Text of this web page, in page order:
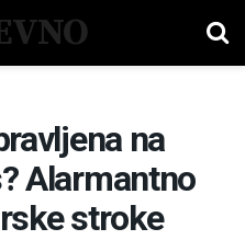
na
Alarmantno
stroke